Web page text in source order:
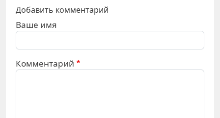
Добавить комментарий
Ваше имя
Комментарий